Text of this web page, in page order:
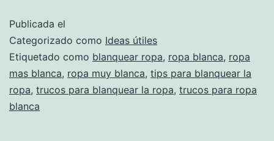
el
blanco
nuclear
Publicada el
Categorizado como Ideas útiles
Etiquetado como blanquear ropa, ropa blanca, ropa
mas blanca, ropa muy blanca, tips para blanquear la
ropa, trucos para blanquear la ropa, trucos para ropa
blanca